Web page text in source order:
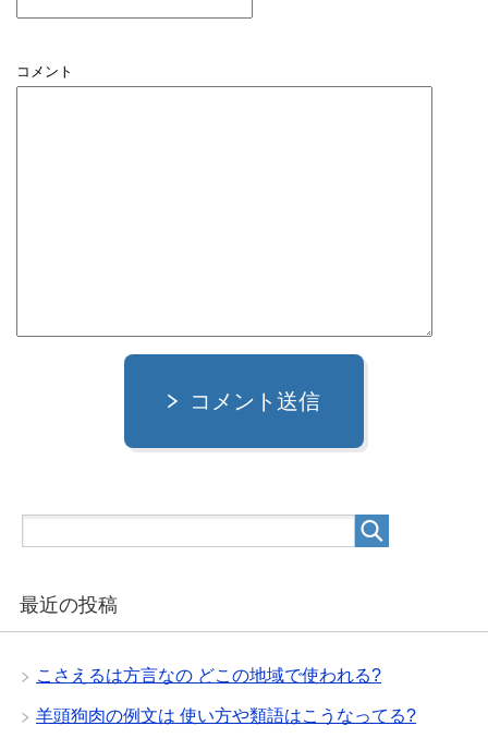
コメント
コメント送信
最近の投稿
こさえるは方言なの どこの地域で使われる?
羊頭狗肉の例文は 使い方や類語はこうなってる?